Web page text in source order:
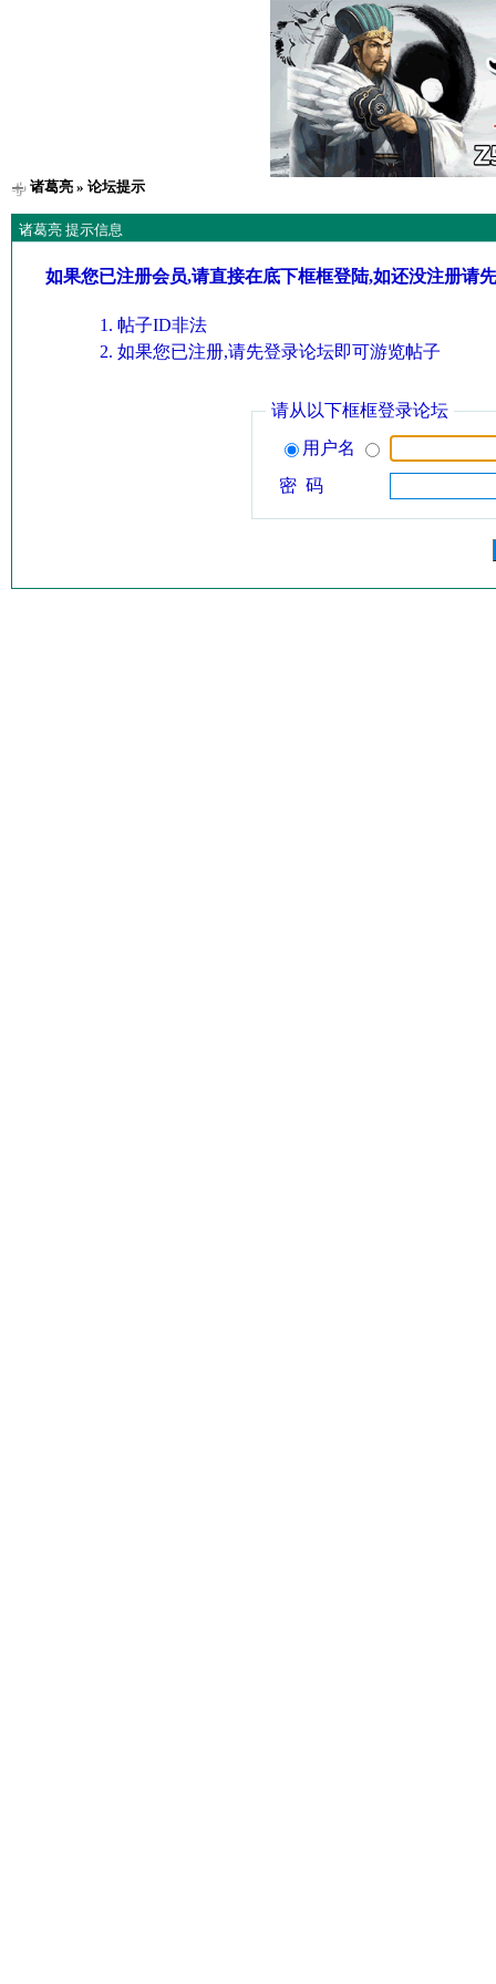
诸葛亮» 论坛提示
诸葛亮 提示信息
如果您已注册会员,请直接在底下框框登陆,如还没注册请
帖子ID非法
如果您已注册,请先登录论坛即可游览帖子
请从以下框框登录论坛
用户名
密 码